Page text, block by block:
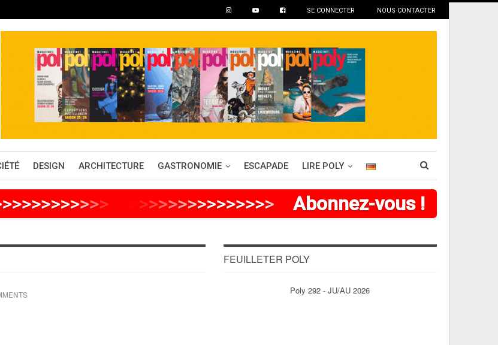
SE CONNECTER NOUS CONTACTER
DESIGN ARCHITECTURE GASTRONOMIE ESCAPADE LIRE POLY
>>>>>>>>>>> >>>>> >>>>>>>> Abonnez-vous !
FEUILLETER POLY
Poly 292 - JU/AU 2026